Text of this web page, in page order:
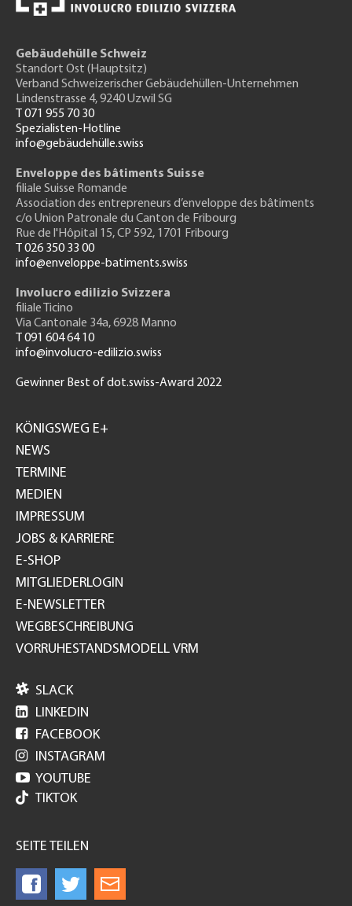
Gebäudehülle Schweiz
Standort Ost (Hauptsitz)
Verband Schweizerischer Gebäudehüllen-Unternehmen
Lindenstrasse 4, 9240 Uzwil SG
T 071 955 70 30
Spezialisten-Hotline
info@gebäudehülle.swiss
Enveloppe des bâtiments Suisse
filiale Suisse Romande
Association des entrepreneurs d’enveloppe des bâtiments
c/o Union Patronale du Canton de Fribourg
Rue de l'Hôpital 15, CP 592, 1701 Fribourg
T 026 350 33 00
info@enveloppe-batiments.swiss
Involucro edilizio Svizzera
filiale Ticino
Via Cantonale 34a, 6928 Manno
T 091 604 64 10
info@involucro-edilizio.swiss
Gewinner Best of dot.swiss-Award 2022
GH
KÖNIGSWEG E+
NEWS
TERMINE
MEDIEN
IMPRESSUM
JOBS & KARRIERE
E-SHOP
MITGLIEDERLOGIN
E-NEWSLETTER
WEGBESCHREIBUNG
VORRUHESTANDSMODELL VRM
 SLACK
 LINKEDIN
 FACEBOOK
 INSTAGRAM
 YOUTUBE
TIKTOK
SEITE TEILEN